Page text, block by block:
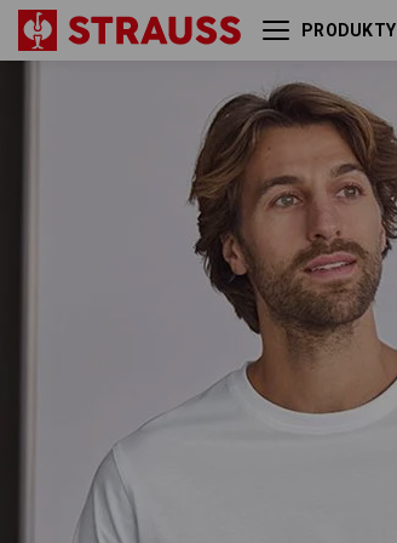
PRODUKTY
Tričko s dlhým rukávom e.s.